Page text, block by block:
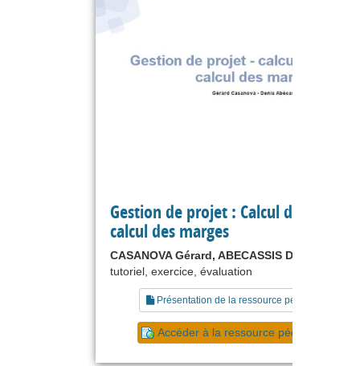
Gestion de projet : Calcul des dates
calcul des marges
CASANOVA Gérard, ABECASSIS Denis
tutoriel, exercice, évaluation
Présentation de la ressource pédagogique
Accéder à la ressource pédagogique